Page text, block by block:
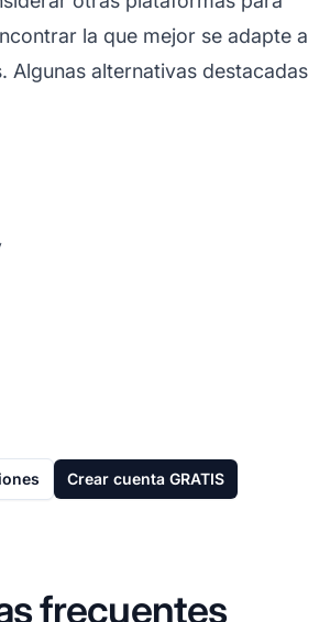
la que mejor se adapte a
Algunas alternativas destacadas
Crear cuenta GRATIS
frecuentes